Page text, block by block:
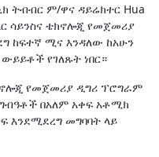
ትብብር ም/ዋና ዳይሬክተር Hua
ሳይንስና ቴክኖሎጂ የመጀመሪያ
ከፍተኛ ሚና እንዳለው ከአሁን
የገለጹት ነበር።
የመጀመሪያ ዲግሪ ፕሮግራም
በአለም አቀፍ አቶሚክ
እንደሚደረግ መግባባት ላይ